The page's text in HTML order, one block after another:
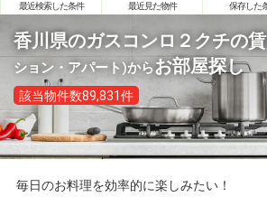
最近検索した条件 最近見た物件 保存した
香川県のガスコンロ２クチの
ション・アパート)からお部屋探し
該当物件数89,831件
毎日のお料理を効率的に楽しみたい！